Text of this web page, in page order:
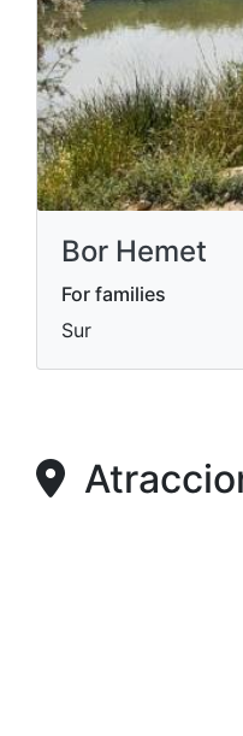
Bor Hemet
For families
Sur